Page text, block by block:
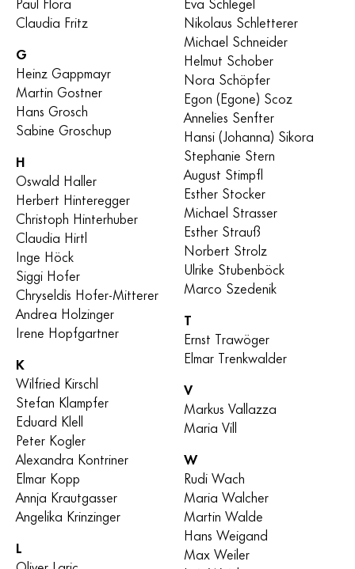
Claudia Fritz
G
Heinz Gappmayr
Martin Gostner
Hans Grosch
Sabine Groschup
H
Oswald Haller
Herbert Hinteregger
Christoph Hinterhuber
Claudia Hirtl
Inge Höck
Siggi Hofer
Chryseldis Hofer-Mitterer
Andrea Holzinger
Irene Hopfgartner
K
Wilfried Kirschl
Stefan Klampfer
Eduard Klell
Peter Kogler
Alexandra Kontriner
Elmar Kopp
Annja Krautgasser
Angelika Krinzinger
L
Nikolaus Schletterer
Michael Schneider
Helmut Schober
Nora Schöpfer
Egon (Egone) Scoz
Annelies Senfter
Hansi (Johanna) Sikora
Stephanie Stern
August Stimpfl
Esther Stocker
Michael Strasser
Esther Strauß
Norbert Strolz
Ulrike Stubenböck
Marco Szedenik
T
Ernst Trawöger
Elmar Trenkwalder
V
Markus Vallazza
Maria Vill
W
Rudi Wach
Maria Walcher
Martin Walde
Hans Weigand
Max Weiler